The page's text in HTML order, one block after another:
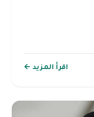
اقرأ المزيد ←